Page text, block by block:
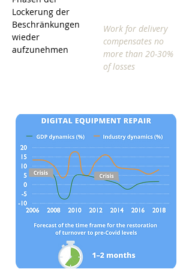
Lockerung der
Beschränkungen
wieder
aufzunehmen
Work for delivery
compensates no
more than 20-30%
of losses